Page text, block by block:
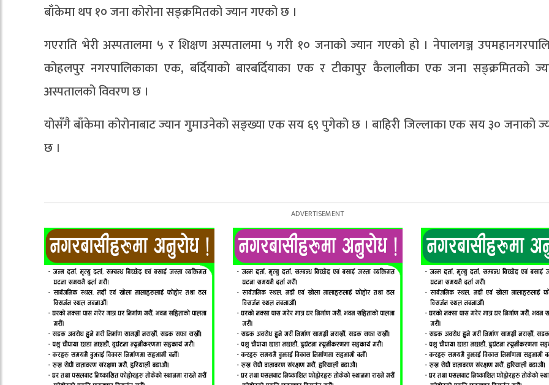
बाँकेमा थप १० जना कोरोना सङ्क्रमितको ज्यान गएको छ ।
गएराति भेरी अस्पतालमा ५ र शिक्षण अस्पतालमा ५ गरी १० जनाको ज्यान गएको हो । नेपालगञ्ज
कोहलपुर नगरपालिकाका एक, बर्दियाको बारबर्दियाका एक र टीकापुर कैलालीका एक जना सङ्क्रमितको
अस्पतालको विवरण छ ।
योसँगै बाँकेमा कोरोनाबाट ज्यान गुमाउनेको सङ्ख्या एक सय ६९ पुगेको छ । बाहिरी जिल्लाका एक सय ३० जनाको
छ ।